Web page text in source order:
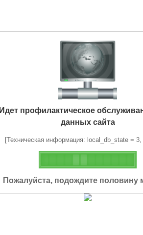
Идет профилактическое
данных сайта
[Техническая информация: local_db_state = 3,
Пожалуйста, подождите половину